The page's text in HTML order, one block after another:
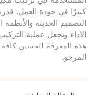
كبيرًا في جودة العمل.
التصميم الحديثة
الأداء وتجعل عملية
هذه المعرفة لتحسين كافة
المرجو.